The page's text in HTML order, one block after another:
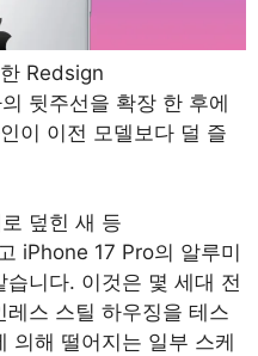
Redsign
뒷주선을 확장 한 후에
이 이전 모델보다 덜 즐
덮힌 새 등
iPhone 17 Pro의 알루미
니다. 이것은 몇 세대 전
스 스틸 하우징을 테스
의해 떨어지는 일부 스케